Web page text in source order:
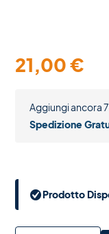
21,00€
Aggiungi ancora
Spedizione
Prodotto